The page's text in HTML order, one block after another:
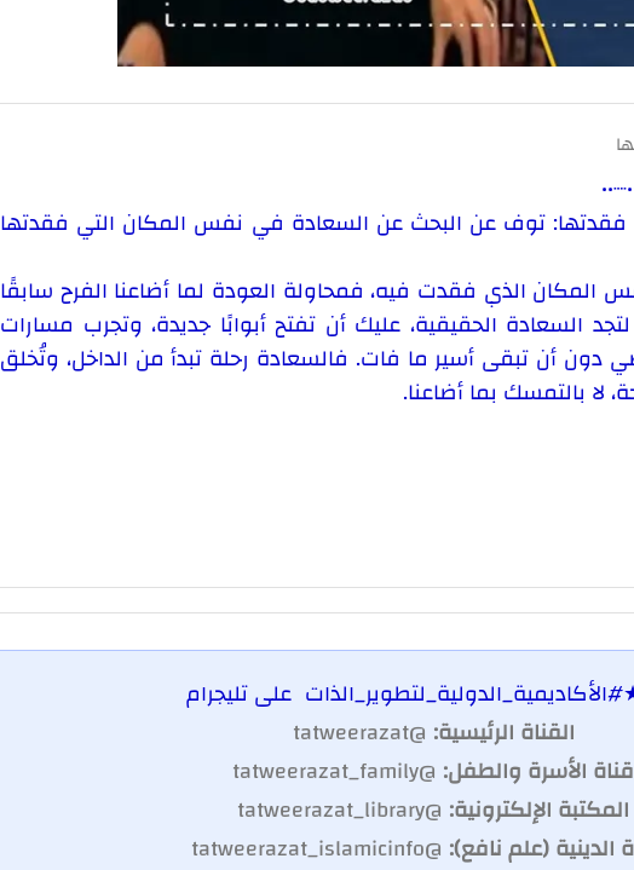
فقدتها: توف عن البحث عن السعادة في نفس المكان التي فقدتها
المكان الذي فقدت فيه، فمحاولة العودة لما أضاعنا الفرح سابقًا
السعادة الحقيقية، عليك أن تفتح أبوابًا جديدة، وتجرب مسارات
دون أن تبقى أسير ما فات. فالسعادة رحلة تبدأ من الداخل، وتُخلق
لا بالتمسك بما أضاعنا.
#الأكاديمية_الدولية_لتطوير_الذاتعلى تليجرام
القناة الرئيسية: @tatweerazat
قناة الأسرة والطفل: @tatweerazat_family
المكتبة الإلكترونية: @tatweerazat_library
الدينية (علم نافع): @tatweerazat_islamicinfo